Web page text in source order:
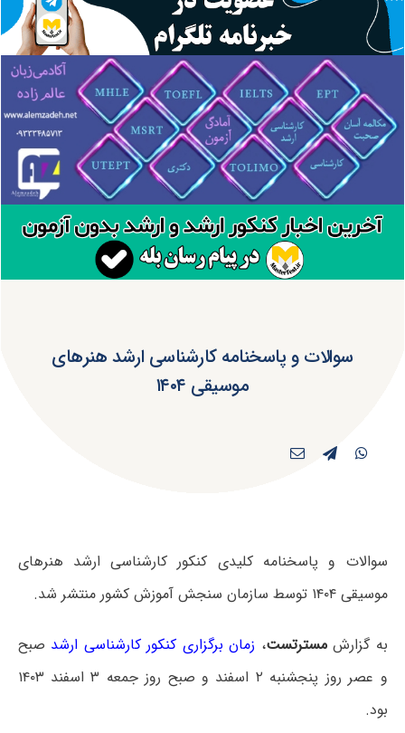
سوالات و پاسخنامه کارشناسی ارشد هنرهای
موسیقی ۱۴۰۴
سوالات و پاسخنامه کلیدی کنکور کارشناسی ارشد هنرهای
موسیقی ۱۴۰۴ توسط سازمان سنجش آموزش کشور منتشر شد.
به گزارشمسترتست، زمان برگزاری کنکور کارشناسی ارشد صبح
و عصر روز پنجشنبه ۲ اسفند و صبح روز جمعه ۳ اسفند ۱۴۰۳
بود.